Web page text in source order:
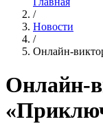
/
Новости
/
Онлайн-
Онлайн-